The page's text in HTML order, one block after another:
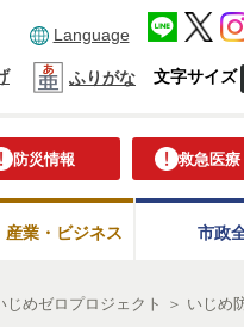
Language
ふりがな 文字サイズ
防災情報 救急医療
産業・ビジネス 市政
じめゼロプロジェクト ＞ いじめ